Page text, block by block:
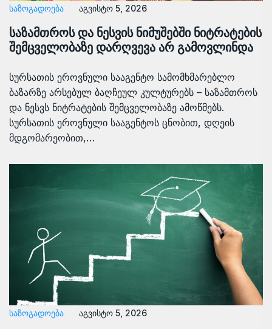
ᲡᲐᲖᲝᲒᲐᲓᲝᲔᲑᲐ აგვისტო 5, 2026
საზამთროს და ნესვის ნიმუშებში ნიტრატების
შემცველობაზე დარღვევა არ გამოვლინდა
სურსათის ეროვნული სააგენტო სამომხმარებლო
ბაზარზე არსებულ ბაღჩეულ კულტურებს – საზამთროს
და ნესვს ნიტრატების შემცველობაზე ამოწმებს.
სურსათის ეროვნული სააგენტოს ცნობით, დღეის
მდგომარეობით,…
ᲡᲐᲖᲝᲒᲐᲓᲝᲔᲑᲐ აგვისტო 5, 2026